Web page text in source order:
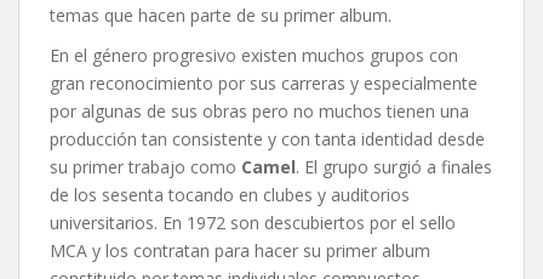
temas que hacen parte de su primer album.
En el género progresivo existen muchos grupos con
gran reconocimiento por sus carreras y especialmente
por algunas de sus obras pero no muchos tienen una
producción tan consistente y con tanta identidad desde
su primer trabajo como Camel. El grupo surgió a finales
de los sesenta tocando en clubes y auditorios
universitarios. En 1972 son descubiertos por el sello
MCA y los contratan para hacer su primer album